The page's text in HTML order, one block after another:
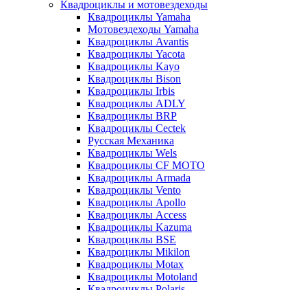
Квадроциклы и мотовездеходы
Квадроциклы Yamaha
Мотовездеходы Yamaha
Квадроциклы Avantis
Квадроциклы Yacota
Квадроциклы Kayo
Квадроциклы Bison
Квадроциклы Irbis
Квадроциклы ADLY
Квадроциклы BRP
Квадроциклы Cectek
Русская Механика
Квадроциклы Wels
Квадроциклы CF MOTO
Квадроциклы Armada
Квадроциклы Vento
Квадроциклы Apollo
Квадроциклы Access
Квадроциклы Kazuma
Квадроциклы BSE
Квадроциклы Mikilon
Квадроциклы Motax
Квадроциклы Motoland